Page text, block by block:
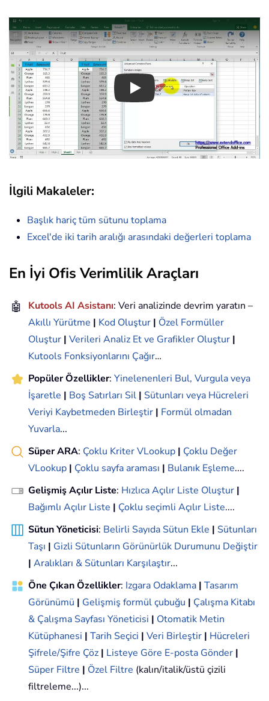
Play
İlgili Makaleler:
Başlık hariç tüm sütunu toplama
Excel'de iki tarih aralığı arasındaki değerleri toplama
En İyi Ofis Verimlilik Araçları
🤖 Kutools AI Asistanı: Veri analizinde devrim yaratın –
Akıllı Yürütme | Kod Oluştur | Özel Formüller
Oluştur | Verileri Analiz Et ve Grafikler Oluştur |
Kutools Fonksiyonlarını Çağır…
Popüler Özellikler: Yinelenenleri Bul, Vurgula veya
İşaretle | Boş Satırları Sil | Sütunları veya Hücreleri
Veriyi Kaybetmeden Birleştir | Formül olmadan
Yuvarla...
Süper ARA: Çoklu Kriter VLookup | Çoklu Değer
VLookup | Çoklu sayfa araması | Bulanık Eşleme....
Gelişmiş Açılır Liste: Hızlıca Açılır Liste Oluştur |
Bağımlı Açılır Liste | Çoklu seçimli Açılır Liste....
Sütun Yöneticisi: Belirli Sayıda Sütun Ekle | Sütunları
Taşı | Gizli Sütunların Görünürlük Durumunu Değiştir
| Aralıkları & Sütunları Karşılaştır...
Öne Çıkan Özellikler: Izgara Odaklama | Tasarım
Görünümü | Gelişmiş formül çubuğu | Çalışma Kitabı
& Çalışma Sayfası Yöneticisi | Otomatik Metin
Kütüphanesi | Tarih Seçici | Veri Birleştir | Hücreleri
Şifrele/Şifre Çöz | Listeye Göre E-posta Gönder |
Süper Filtre | Özel Filtre (kalın/italik/üstü çizili
filtreleme...)...